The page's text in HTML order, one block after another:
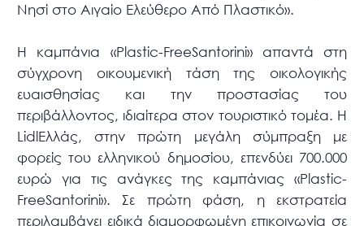
Νησί στο Αιγαίο Ελεύθερο Από Πλαστικό».
Η καμπάνια «Plastic-FreeSantorini» απαντά στη
σύγχρονη οικουμενική τάση της οικολογικής
ευαισθησίας και την προστασίας του
περιβάλλοντος, ιδιαίτερα στον τουριστικό τομέα. Η
LidlΕλλάς, στην πρώτη μεγάλη σύμπραξη με
φορείς του ελληνικού δημοσίου, επενδύει 700.000
ευρώ για τις ανάγκες της καμπάνιας «Plastic-
FreeSantorini». Σε πρώτη φάση, η εκστρατεία
περιλαμβάνει ειδικά διαμορφωμένη επικοινωνία σε